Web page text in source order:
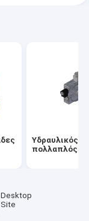
Υδραυλικός
πολλαπλός
Desktop
Site